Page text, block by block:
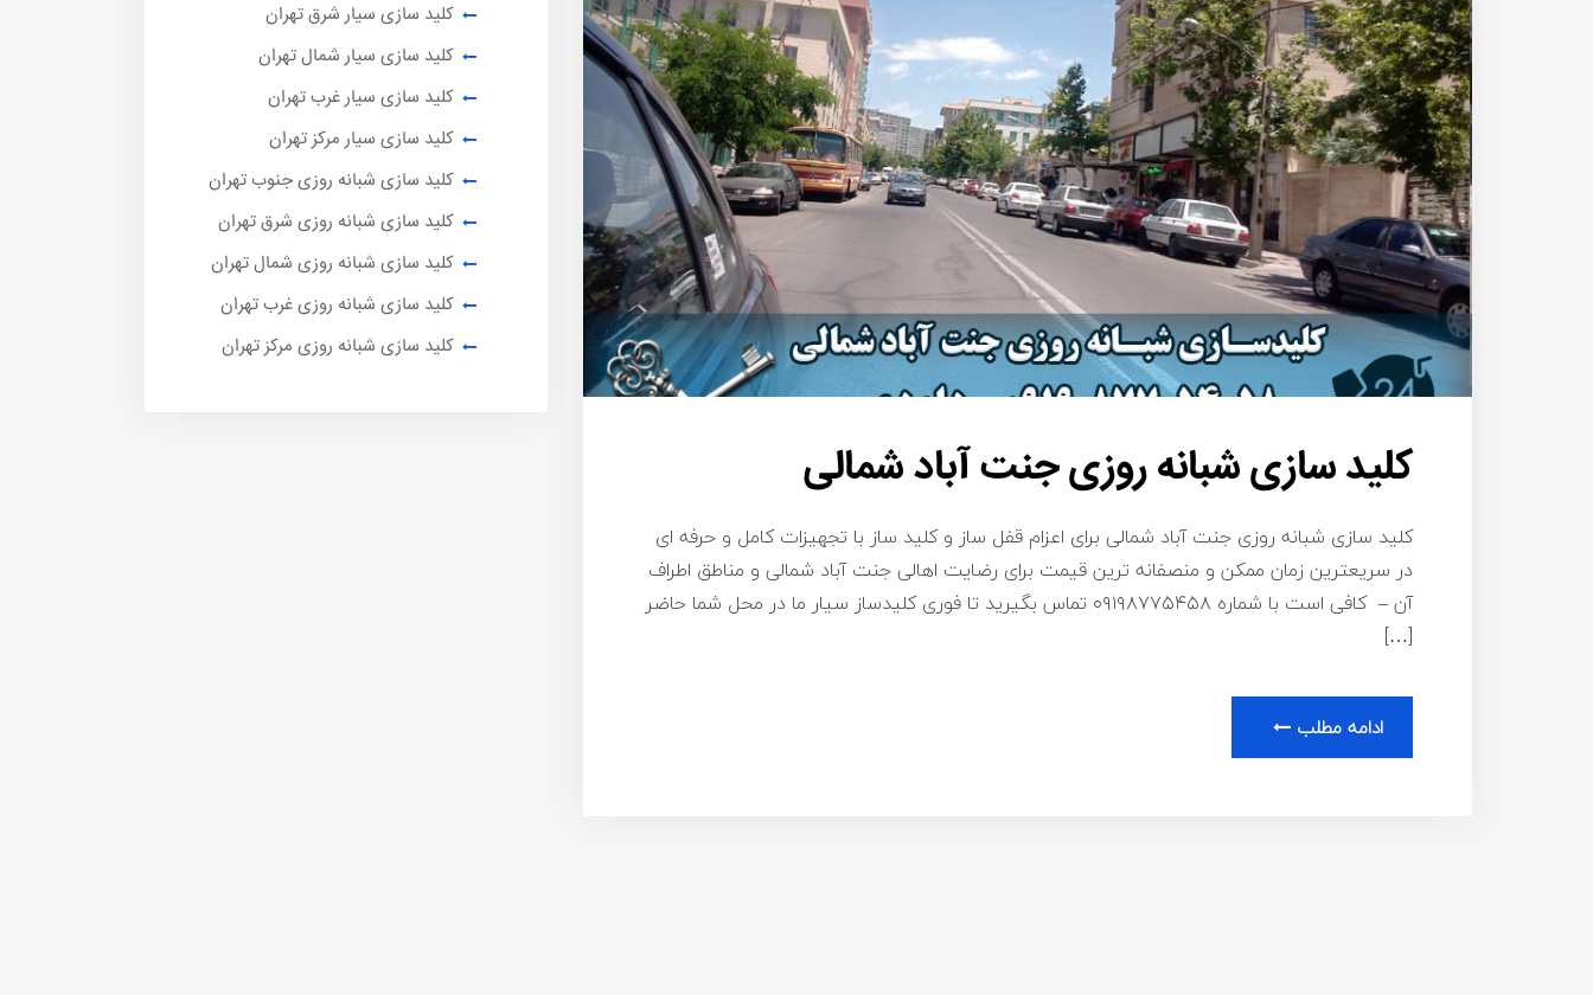
کلید سازی شبانه روزی جنت آباد شمالی
کلید سازی شبانه روزی جنت آباد شمالی برای اعزام قفل ساز و کلید ساز با تجهیزات کامل و حرفه ای
در سریعترین زمان ممکن و منصفانه ترین قیمت برای رضایت اهالی جنت آباد شمالی و مناطق اطراف
آن – کافی است با شماره ۰۹۱۹۸۷۷۵۴۵۸ تماس بگیرید تا فوری کلیدساز سیار ما در محل شما حاضر
[…]
ادامه مطلب
کلید سازی سیار شرق تهران
کلید سازی سیار شمال تهران
کلید سازی سیار غرب تهران
کلید سازی سیار مرکز تهران
کلید سازی شبانه روزی جنوب تهران
کلید سازی شبانه روزی شرق تهران
کلید سازی شبانه روزی شمال تهران
کلید سازی شبانه روزی غرب تهران
کلید سازی شبانه روزی مرکز تهران